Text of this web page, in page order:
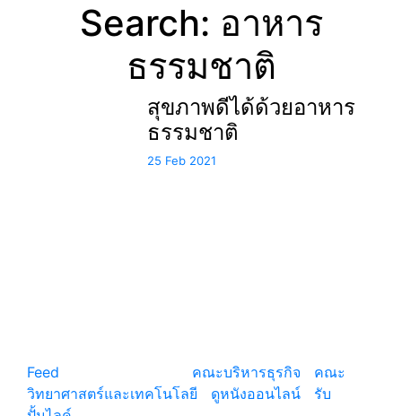
Search: อาหาร
ธรรมชาติ
สุขภาพดีได้ด้วยอาหาร
ธรรมชาติ
25 Feb 2021
Feed
คณะบริหารธุรกิจ
คณะ
วิทยาศาสตร์และเทคโนโลยี
ดูหนังออนไลน์
รับ